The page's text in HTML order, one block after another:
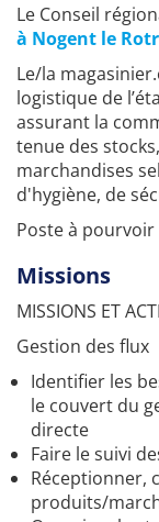
Le Conseil
à Nogent le
Le/la
logistique de
assurant la
tenue des
marchandises
d'hygiène, de
Poste à
Missions
MISSIONS ET
Gestion des flux
Identifier les
le couvert du
directe
Faire le suivi
Réceptionner,
produits/